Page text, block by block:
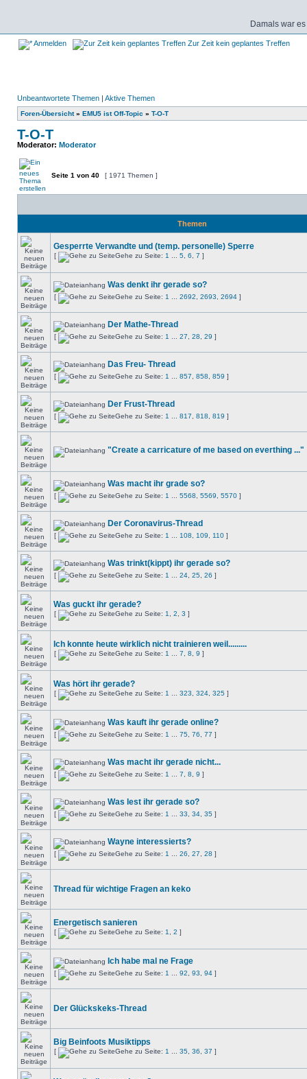
Damals war
Anmelden Zur Zeit kein geplantes Treffen
Unbeantwortete Themen | Aktive Themen
Foren-Übersicht» EMU5 ist Off-Topic » T-O-T
T-O-T
Moderator: Moderator
Seite 1 von 40 [ 1971 Themen ]
Themen
Gesperrte Verwandte und (temp. personelle) Sperre
[ Gehe zu Seite: 1 5 6 7 ]
Was denkt ihr gerade so?
[ Gehe zu Seite: 1 2692 2693 2694 ]
Der Mathe-Thread
[ Gehe zu Seite: 1 27 28 29 ]
Das Freu- Thread
[ Gehe zu Seite: 1 857 858 859 ]
Der Frust-Thread
[ Gehe zu Seite: 1 817 818 819 ]
"Create a carricature of me based on everthing ..."
Was macht ihr grade so?
[ Gehe zu Seite: 1 5568 5569 5570 ]
Der Coronavirus-Thread
[ Gehe zu Seite: 1 108 109 110 ]
Was trinkt(kippt) ihr gerade so?
[ Gehe zu Seite: 1 24 25 26 ]
Was guckt ihr gerade?
[ Gehe zu Seite: 1 2 3 ]
Ich konnte heute wirklich nicht trainieren weil.........
[ Gehe zu Seite: 1 7 8 9 ]
Was hört ihr gerade?
[ Gehe zu Seite: 1 323 324 325 ]
Was kauft ihr gerade online?
[ Gehe zu Seite: 1 75 76 77 ]
Was macht ihr gerade nicht...
[ Gehe zu Seite: 1 7 8 9 ]
Was lest ihr gerade so?
[ Gehe zu Seite: 1 33 34 35 ]
Wayne interessierts?
[ Gehe zu Seite: 1 26 27 28 ]
Thread für wichtige Fragen an keko
Energetisch sanieren
[ Gehe zu Seite: 1 2 ]
Ich habe mal ne Frage
[ Gehe zu Seite: 1 92 93 94 ]
Der Glückskeks-Thread
Big Beinfoots Musiktipps
[ Gehe zu Seite: 1 35 36 37 ]